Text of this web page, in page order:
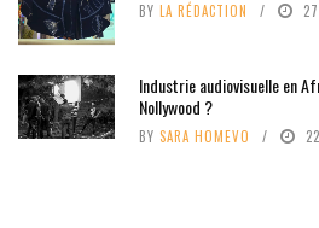
BY LA RÉDACTION
Industrie audiovisuelle en
Nollywood ?
BY SARA HOMEVO